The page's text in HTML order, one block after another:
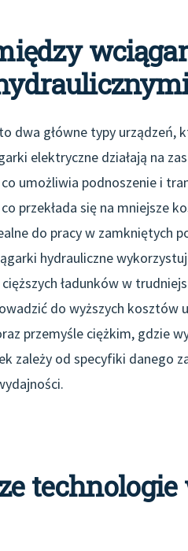
dwa główne typy urządzeń,
elektryczne działają na
umożliwia podnoszenie i
przekłada się na mniejsze
do pracy w zamkniętych
hydrauliczne
ładunków w
do wyższych kosztów
przemyśle ciężkim, gdzie
zależy od specyfiki danego